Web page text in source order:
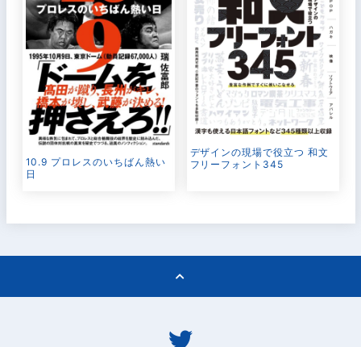
10.9 プロレスのいちばん熱い
日
デザインの現場で役立つ 和文
フリーフォント345